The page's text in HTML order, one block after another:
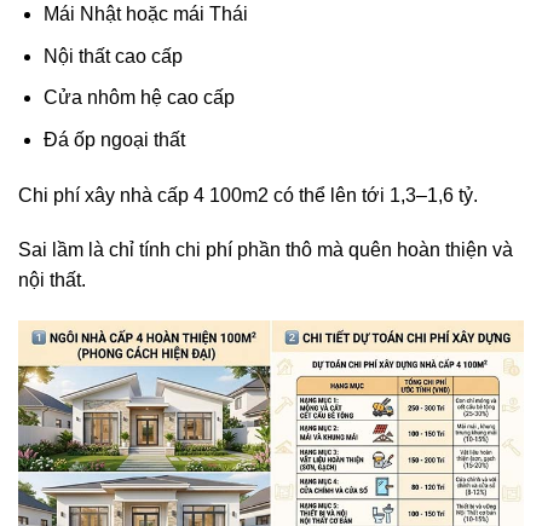
Mái Nhật hoặc mái Thái
Nội thất cao cấp
Cửa nhôm hệ cao cấp
Đá ốp ngoại thất
Chi phí xây nhà cấp 4 100m2 có thể lên tới 1,3–1,6 tỷ.
Sai lầm là chỉ tính chi phí phần thô mà quên hoàn thiện và
nội thất.